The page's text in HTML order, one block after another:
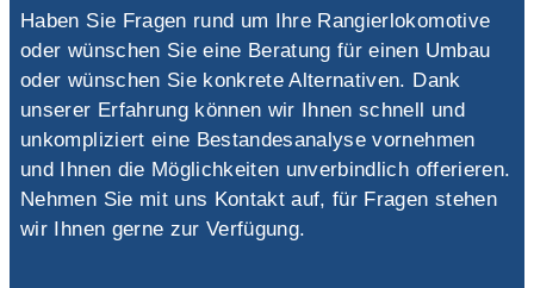
Haben Sie Fragen rund um Ihre Rangierlokomotive
oder wünschen Sie eine Beratung für einen Umbau
oder wünschen Sie konkrete Alternativen. Dank
unserer Erfahrung können wir Ihnen schnell und
unkompliziert eine Bestandesanalyse vornehmen
und Ihnen die Möglichkeiten unverbindlich offerieren.
Nehmen Sie mit uns Kontakt auf, für Fragen stehen
wir Ihnen gerne zur Verfügung.